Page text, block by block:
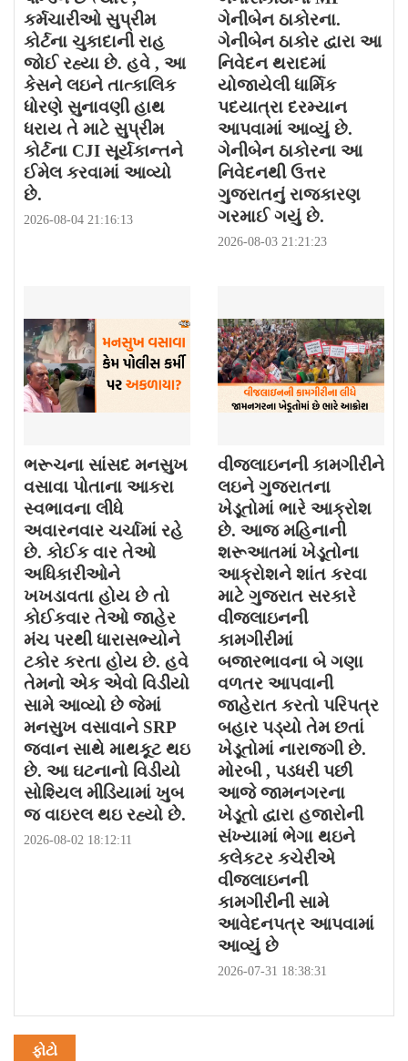
કર્મચારીઓ સુપ્રીમ
કોર્ટના ચુકાદાની રાહ
જોઈ રહ્યા છે. હવે , આ
કેસને લઇને તાત્કાલિક
ધોરણે સુનાવણી હાથ
ધરાય તે માટે સુપ્રીમ
કોર્ટના CJI સૂર્યકાન્તને
ઈમેલ કરવામાં આવ્યો
છે.
2026-08-04 21:16:13
ગેનીબેન ઠાકોરના.
ગેનીબેન ઠાકોર દ્વારા આ
નિવેદન થરાદમાં
યોજાયેલી ધાર્મિક
પદયાત્રા દરમ્યાન
આપવામાં આવ્યું છે.
ગેનીબેન ઠાકોરના આ
નિવેદનથી ઉત્તર
ગુજરાતનું રાજકારણ
ગરમાઈ ગયું છે.
2026-08-03 21:21:23
ભરૂચના સાંસદ મનસુખ
વસાવા પોતાના આકરા
સ્વભાવના લીધે
અવારનવાર ચર્ચામાં રહે
છે. કોઈક વાર તેઓ
અધિકારીઓને
ખખડાવતા હોય છે તો
કોઈકવાર તેઓ જાહેર
મંચ પરથી ધારાસભ્યોને
ટકોર કરતા હોય છે. હવે
તેમનો એક એવો વિડીયો
સામે આવ્યો છે જેમાં
મનસુખ વસાવાને SRP
જવાન સાથે માથકૂટ થઇ
છે. આ ઘટનાનો વિડીયો
સોશ્યિલ મીડિયામાં ખુબ
જ વાઇરલ થઇ રહ્યો છે.
2026-08-02 18:12:11
વીજલાઇનની કામગીરીને
લઇને ગુજરાતના
ખેડૂતોમાં ભારે આક્રોશ
છે. આજ મહિનાની
શરૂઆતમાં ખેડૂતોના
આક્રોશને શાંત કરવા
માટે ગુજરાત સરકારે
વીજલાઇનની
કામગીરીમાં
બજારભાવના બે ગણા
વળતર આપવાની
જાહેરાત કરતો પરિપત્ર
બહાર પડ્યો તેમ છતાં
ખેડૂતોમાં નારાજગી છે.
મોરબી , પડધરી પછી
આજે જામનગરના
ખેડૂતો દ્વારા હજારોની
સંખ્યામાં ભેગા થઇને
કલેકટર કચેરીએ
વીજલાઇનની
કામગીરીની સામે
આવેદનપત્ર આપવામાં
આવ્યું છે
2026-07-31 18:38:31
ફોટો